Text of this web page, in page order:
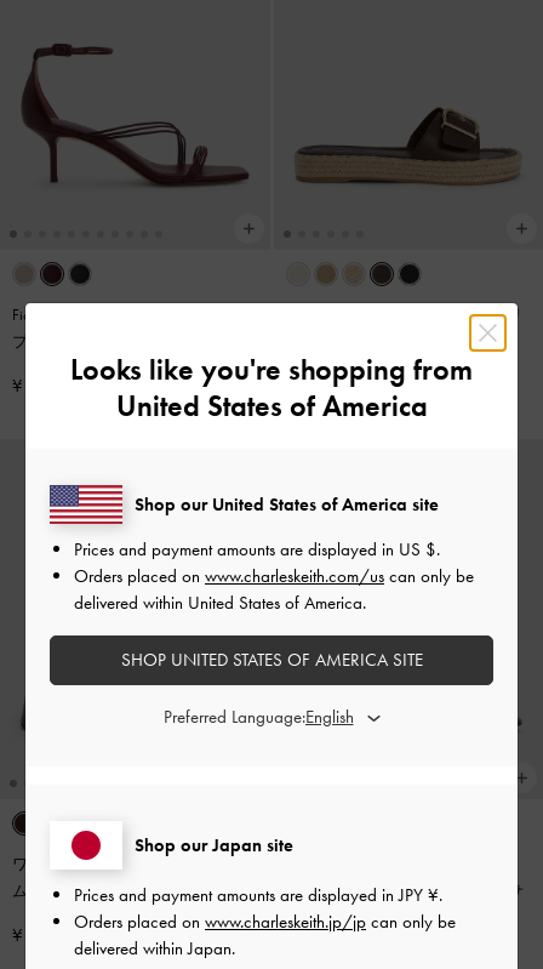
Fianna ファイナ アンクルストラッ
プ スティレットサンダル
¥ 9,900
Kaida カイダ バックル エスパドリ
¥ 8,900
ワイドストラップ プラットフォー
ム ウエッジ-バーガンディ
¥ 9,900
Petina ペティナ レザー スライドサ
ンダル- バーガンディ
Looks like you're shopping from
United States of America
Shop our Japan site
Prices and payment amounts are displayed inJPY ¥.
Orders placed on www.charleskeith.jp/jp can only be
delivered within Japan.
Shop our United States of America site
Prices and payment amounts are displayed in US $.
Orders placed on www.charleskeith.com/us can only be
delivered within United States of America.
SHOP UNITED STATES OF AMERICA SITE
Preferred Language: